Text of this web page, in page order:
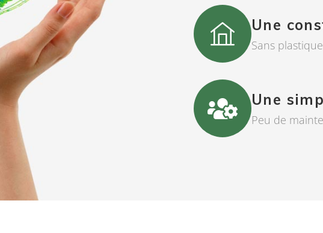
Une
Sans
Une
Peu de